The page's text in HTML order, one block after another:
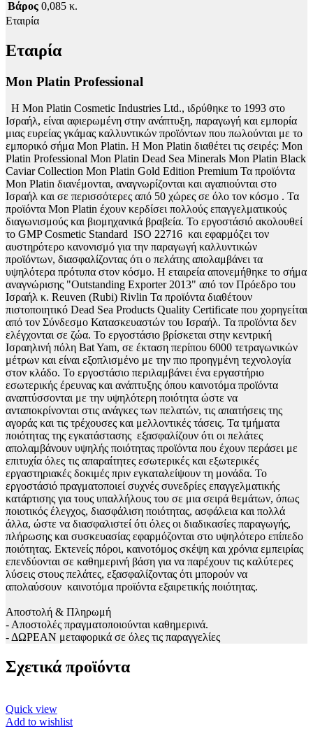
Βάρος 0,085 κ.
Εταιρία
Εταιρία
Mon Platin Professional
H Mon Platin Cosmetic Industries Ltd., ιδρύθηκε το 1993 στο
Ισραήλ, είναι αφιερωμένη στην ανάπτυξη, παραγωγή και εμπορία
μιας ευρείας γκάμας καλλυντικών προϊόντων που πωλούνται με το
εμπορικό σήμα Mon Platin. Η Mon Platin διαθέτει τις σειρές: Mon
Platin Professional Mon Platin Dead Sea Minerals Mon Platin Black
Caviar Collection Mon Platin Gold Edition Premium Τα προϊόντα
Mon Platin διανέμονται, αναγνωρίζονται και αγαπιούνται στο
Ισραήλ και σε περισσότερες από 50 χώρες σε όλο τον κόσμο . Τα
προϊόντα Mon Platin έχουν κερδίσει πολλούς επαγγελματικούς
διαγωνισμούς και βιομηχανικά βραβεία. Το εργοστάσιό ακολουθεί
το GMP Cosmetic Standard ISO 22716 και εφαρμόζει τον
αυστηρότερο κανονισμό για την παραγωγή καλλυντικών
προϊόντων, διασφαλίζοντας ότι ο πελάτης απολαμβάνει τα
υψηλότερα πρότυπα στον κόσμο. Η εταιρεία απονεμήθηκε το σήμα
αναγνώρισης "Outstanding Exporter 2013" από τον Πρόεδρο του
Ισραήλ κ. Reuven (Rubi) Rivlin Τα προϊόντα διαθέτουν
πιστοποιητικό Dead Sea Products Quality Certificate που χορηγείται
από τον Σύνδεσμο Κατασκευαστών του Ισραήλ. Τα προϊόντα δεν
ελέγχονται σε ζώα. Το εργοστάσιο βρίσκεται στην κεντρική
Ισραηλινή πόλη Bat Yam, σε έκταση περίπου 6000 τετραγωνικών
μέτρων και είναι εξοπλισμένο με την πιο προηγμένη τεχνολογία
στον κλάδο. Το εργοστάσιο περιλαμβάνει ένα εργαστήριο
εσωτερικής έρευνας και ανάπτυξης όπου καινοτόμα προϊόντα
αναπτύσσονται με την υψηλότερη ποιότητα ώστε να
ανταποκρίνονται στις ανάγκες των πελατών, τις απαιτήσεις της
αγοράς και τις τρέχουσες και μελλοντικές τάσεις. Τα τμήματα
ποιότητας της εγκατάστασης εξασφαλίζουν ότι οι πελάτες
απολαμβάνουν υψηλής ποιότητας προϊόντα που έχουν περάσει με
επιτυχία όλες τις απαραίτητες εσωτερικές και εξωτερικές
εργαστηριακές δοκιμές πριν εγκαταλείψουν τη μονάδα. Το
εργοστάσιό πραγματοποιεί συχνές συνεδρίες επαγγελματικής
κατάρτισης για τους υπαλλήλους του σε μια σειρά θεμάτων, όπως
ποιοτικός έλεγχος, διασφάλιση ποιότητας, ασφάλεια και πολλά
άλλα, ώστε να διασφαλιστεί ότι όλες οι διαδικασίες παραγωγής,
πλήρωσης και συσκευασίας εφαρμόζονται στο υψηλότερο επίπεδο
ποιότητας. Εκτενείς πόροι, καινοτόμος σκέψη και χρόνια εμπειρίας
επενδύονται σε καθημερινή βάση για να παρέχουν τις καλύτερες
λύσεις στους πελάτες, εξασφαλίζοντας ότι μπορούν να
απολαύσουν καινοτόμα προϊόντα εξαιρετικής ποιότητας.
Αποστολή & Πληρωμή
- Αποστολές πραγματοποιούνται καθημερινά.
- ΔΩΡΕΑΝ μεταφορικά σε όλες τις παραγγελίες
Σχετικά προϊόντα
Quick view
Add to wishlist